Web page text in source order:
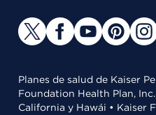
Planes de salud de Kaiser
Foundation Health Plan,
California y Hawái • Kaiser